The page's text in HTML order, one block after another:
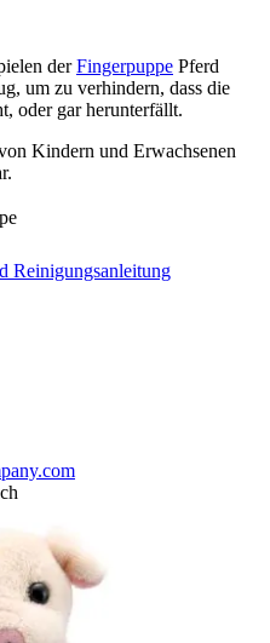
derFingerpuppe Pferd
um zu verhindern, dass die
oder gar herunterfällt.
Kindern und Erwachsenen
Reinigungsanleitung